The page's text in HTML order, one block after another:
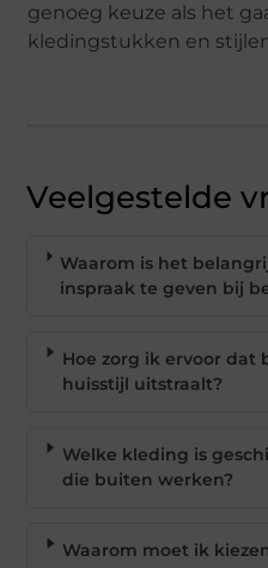
genoeg keuze als het
kledingstukken en
Veelgestelde
Waarom is het
inspraak te geven bij
Hoe zorg ik ervoor
huisstijl uitstraalt?
Welke kleding is
die buiten werken?
Waarom moet ik